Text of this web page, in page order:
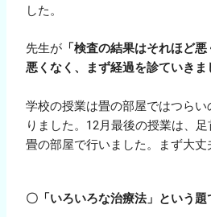
した。
先生が 「検査の結果はそれほど
悪くなく、まず経過を診ていきま
学校の授業は畳の部屋ではつら
りました。12月最後の授業は、
畳の部屋で行いました。まず大丈
〇「いろいろな治療法」という題